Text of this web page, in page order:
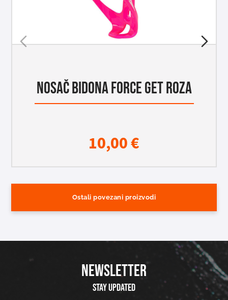
NOSAČ BIDONA FORCE GET ROZA
10,00€
Ostali povezani proizvodi
NEWSLETTER
Stay updated